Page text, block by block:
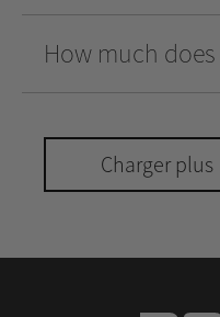
How much
Charger plus